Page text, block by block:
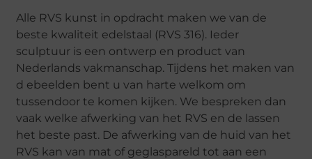
Alle RVS kunst in opdracht maken we van de
beste kwaliteit edelstaal (RVS 316). Ieder
sculptuur is een ontwerp en product van
Nederlands vakmanschap. Tijdens het maken van
d ebeelden bent u van harte welkom om
tussendoor te komen kijken. We bespreken dan
vaak welke afwerking van het RVS en de lassen
het beste past. De afwerking van de huid van het
RVS kan van mat of geglaspareld tot aan een